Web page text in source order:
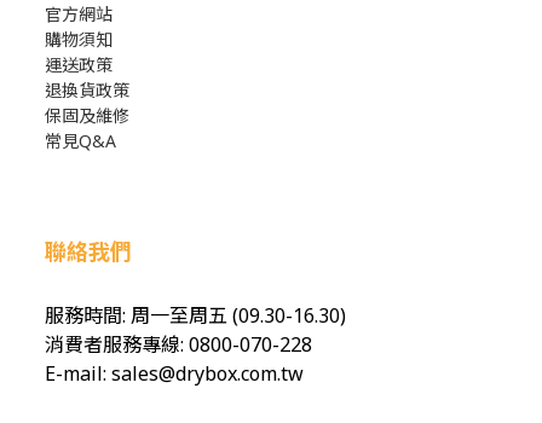
官方網站
購物須知
運送政策
退換貨政策
保固及維修
常見Q&A
聯絡我們
服務時間: 周一至周五 (09.30-16.30)
消費者服務專線: 0800-070-228
E-mail: sales@drybox.com.tw